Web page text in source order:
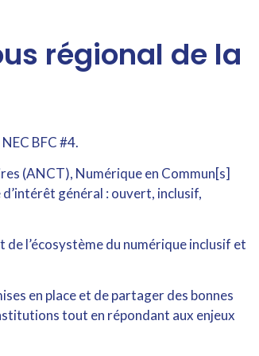
régional de la
BFC #4.
(ANCT), Numérique en Commun[s]
général : ouvert, inclusif,
l’écosystème du numérique inclusif et
en place et de partager des bonnes
tout en répondant aux enjeux